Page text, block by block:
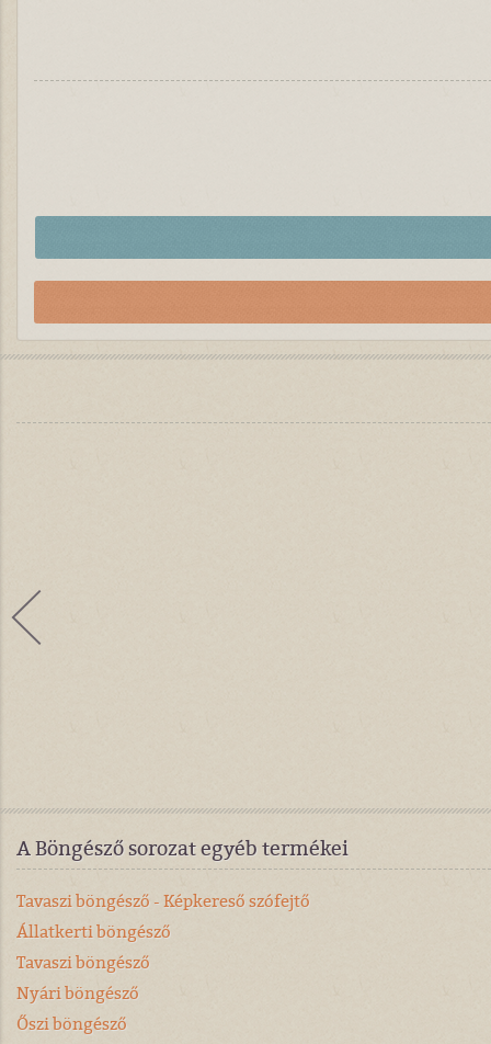
A Böngésző sorozat egyéb termékei
Tavaszi böngésző - Képkereső szófejtő
Állatkerti böngésző
Tavaszi böngésző
Nyári böngésző
Őszi böngésző